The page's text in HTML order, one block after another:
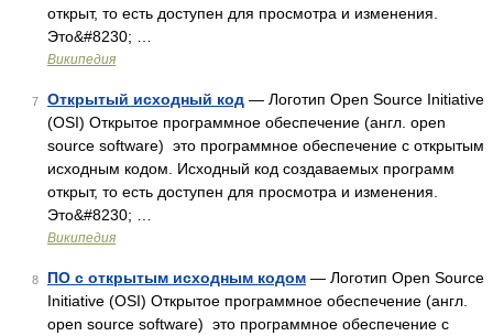
открыт, то есть доступен для просмотра и изменения.
Это&#8230; …
Википедия
7 Открытый исходный код — Логотип Open Source Initiative
(OSI) Открытое программное обеспечение (англ. open
source software) это программное обеспечение с открытым
исходным кодом. Исходный код создаваемых программ
открыт, то есть доступен для просмотра и изменения.
Это&#8230; …
Википедия
8 ПО с открытым исходным кодом — Логотип Open Source
Initiative (OSI) Открытое программное обеспечение (англ.
open source software) это программное обеспечение с